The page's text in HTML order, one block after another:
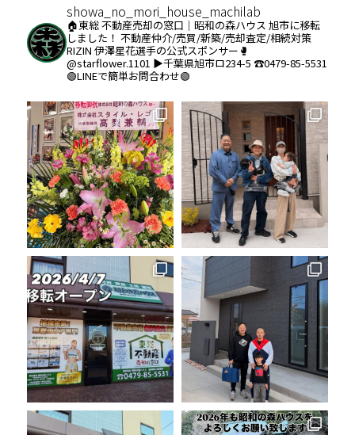
showa_no_mori_house_machilab
🏠東総 不動産売却の窓口｜昭和の森ハウス 旭市に移転
しました！ 不動産仲介/売買/新築/売却査定/相続対策
RIZIN 伊澤星花選手の公式スポンサー🥊
@starflower.1101 ▶︎千葉県旭市ロ234-5 ☎️0479-85-5531
🟢LINEで簡単お問合わせ🟢